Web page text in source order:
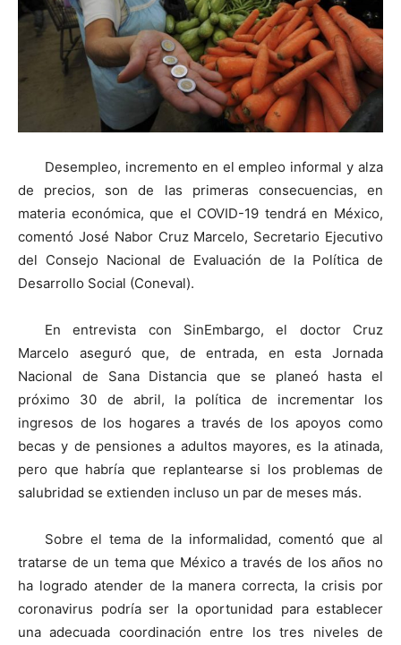
Desempleo, incremento en el empleo informal y alza
de precios, son de las primeras consecuencias, en
materia económica, que el COVID-19 tendrá en México,
comentó José Nabor Cruz Marcelo, Secretario Ejecutivo
del Consejo Nacional de Evaluación de la Política de
Desarrollo Social (Coneval).
En entrevista con SinEmbargo, el doctor Cruz
Marcelo aseguró que, de entrada, en esta Jornada
Nacional de Sana Distancia que se planeó hasta el
próximo 30 de abril, la política de incrementar los
ingresos de los hogares a través de los apoyos como
becas y de pensiones a adultos mayores, es la atinada,
pero que habría que replantearse si los problemas de
salubridad se extienden incluso un par de meses más.
Sobre el tema de la informalidad, comentó que al
tratarse de un tema que México a través de los años no
ha logrado atender de la manera correcta, la crisis por
coronavirus podría ser la oportunidad para establecer
una adecuada coordinación entre los tres niveles de